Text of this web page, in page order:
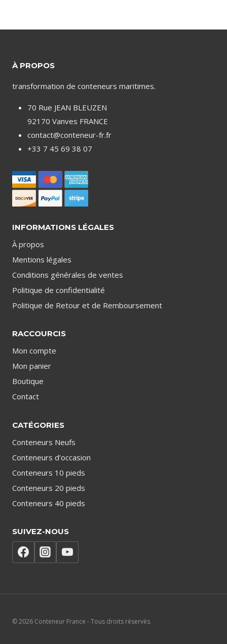
À PROPOS
transformation de conteneurs maritimes.
70 Rue JEAN BLEUZEN
92170 Vanves FRANCE
contact@conteneur-fr.fr
+33 7 45 69 38 07
INFORMATIONS LÉGALES
À propos
Mentions légales
Conditions générales de ventes
Politique de confidentialité
Politique de Retour et de Remboursement
RACCOURCIS
Mon compte
Mon panier
Boutique
Contact
CATÉGORIES
Conteneurs Neufs
Conteneurs d’occasion
Conteneurs 10 pieds
Conteneurs 20 pieds
Conteneurs 40 pieds
SUIVEZ-NOUS
© 2026 Conteneur France - Tous droits réservés.